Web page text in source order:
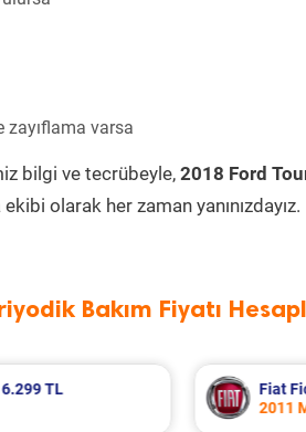
zayıflama varsa
bilgi ve tecrübeyle, 2018 Ford
olarak her zaman yanınızdayız.
Bakım Fiyatı
Bakım 6.791 TL
Motor